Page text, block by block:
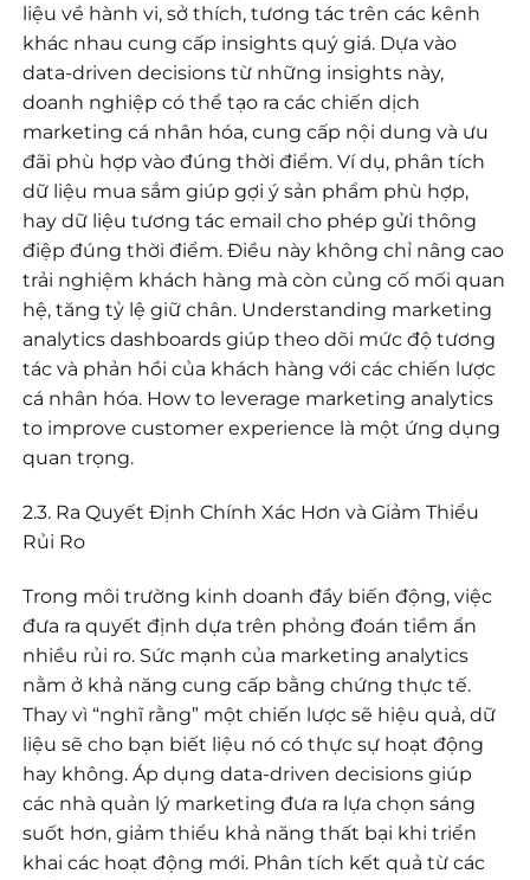
liệu về hành vi, sở thích, tương tác trên các kênh
khác nhau cung cấp insights quý giá. Dựa vào
data-driven decisions từ những insights này,
doanh nghiệp có thể tạo ra các chiến dịch
marketing cá nhân hóa, cung cấp nội dung và ưu
đãi phù hợp vào đúng thời điểm. Ví dụ, phân tích
dữ liệu mua sắm giúp gợi ý sản phẩm phù hợp,
hay dữ liệu tương tác email cho phép gửi thông
điệp đúng thời điểm. Điều này không chỉ nâng cao
trải nghiệm khách hàng mà còn củng cố mối quan
hệ, tăng tỷ lệ giữ chân. Understanding marketing
analytics dashboards giúp theo dõi mức độ tương
tác và phản hồi của khách hàng với các chiến lược
cá nhân hóa. How to leverage marketing analytics
to improve customer experience là một ứng dụng
quan trọng.
2.3. Ra Quyết Định Chính Xác Hơn và Giảm Thiểu
Rủi Ro
Trong môi trường kinh doanh đầy biến động, việc
đưa ra quyết định dựa trên phỏng đoán tiềm ẩn
nhiều rủi ro. Sức mạnh của marketing analytics
nằm ở khả năng cung cấp bằng chứng thực tế.
Thay vì “nghĩ rằng” một chiến lược sẽ hiệu quả, dữ
liệu sẽ cho bạn biết liệu nó có thực sự hoạt động
hay không. Áp dụng data-driven decisions giúp
các nhà quản lý marketing đưa ra lựa chọn sáng
suốt hơn, giảm thiểu khả năng thất bại khi triển
khai các hoạt động mới. Phân tích kết quả từ các